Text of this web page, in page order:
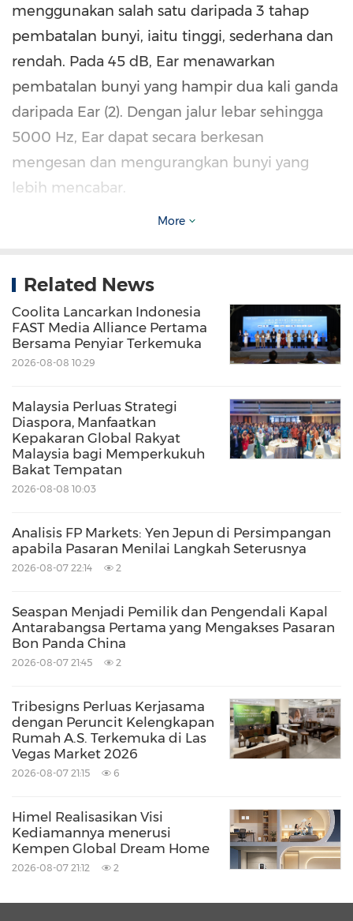
menggunakan salah satu daripada 3 tahap
pembatalan bunyi, iaitu tinggi, sederhana dan
rendah. Pada 45 dB, Ear menawarkan
pembatalan bunyi yang hampir dua kali ganda
daripada Ear (2). Dengan jalur lebar sehingga
5000 Hz, Ear dapat secara berkesan
mengesan dan mengurangkan bunyi yang
lebih mencabar.
Dikuasakan untuk bertahan lebih lama,
pemacu khas yang padat Ear membolehkan
bateri yang lebih besar, menghasilkan jangka
hayat bateri yang berlangsung 25% lebih lama
selepas cas penuh dengan kotak cas atau 8.5
jam bermain tanpa henti. Untuk pengecasan
cepat, Ear menyokong pengecasan tanpa
wayar pada 2.5W. Pengecasan pantas selama
mendengar dengan bekasnya.
paling maju daripada Nothing dengan reka
bentuk mikrofon pertuturan yang baru, yang
membolehkan kurang halangan semasa
tambahan baru telah ditambah pada batang
supaya angin mempunyai laluan yang lebih
jelas, yang mengurangkan gangguan sebanyak
Pengguna dapat beralih antara peranti dengan
lancar dalam masa nyata dengan
More
Related News
Coolita Lancarkan Indonesia
FAST Media Alliance Pertama
Bersama Penyiar Terkemuka
2026-08-08 10:29
Malaysia Perluas Strategi
Diaspora, Manfaatkan
Kepakaran Global Rakyat
Malaysia bagi Memperkukuh
Bakat Tempatan
2026-08-08 10:03
Analisis FP Markets: Yen Jepun di Persimpangan
apabila Pasaran Menilai Langkah Seterusnya
2026-08-07 22:14 2
Seaspan Menjadi Pemilik dan Pengendali Kapal
Antarabangsa Pertama yang Mengakses Pasaran
Bon Panda China
2026-08-07 21:45 2
Tribesigns Perluas Kerjasama
dengan Peruncit Kelengkapan
Rumah A.S. Terkemuka di Las
Vegas Market 2026
2026-08-07 21:15 6
Himel Realisasikan Visi
Kediamannya menerusi
Kempen Global Dream Home
2026-08-07 21:12 2